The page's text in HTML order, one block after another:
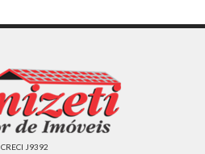
CRECI J9392